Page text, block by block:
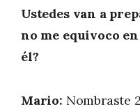
Ustedes van a
no me equivoco
él?
Mario: Nombraste